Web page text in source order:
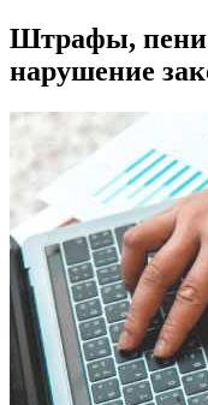
Штрафы, пени
нарушение